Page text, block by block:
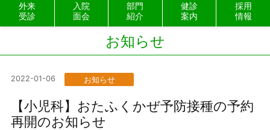
外来
受診
入院
面会
部門
紹介
健診
案内
採用
情報
お知らせ
2022-01-06 お知らせ
【小児科】おたふくかぜ予防接種の予約
再開のお知らせ